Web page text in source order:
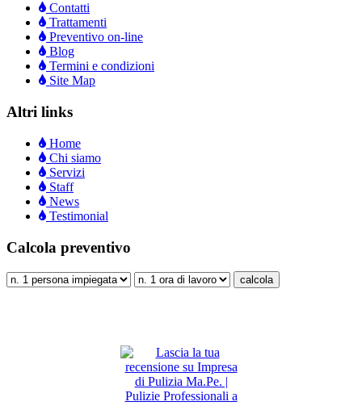
Contatti
Trattamenti
Preventivo on-line
Blog
Termini e condizioni
Site Map
Altri links
Home
Chi siamo
Servizi
Staff
News
Testimonial
Calcola preventivo